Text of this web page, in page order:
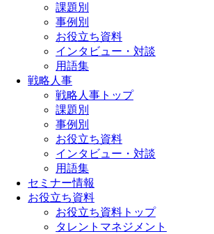
課題別
事例別
お役立ち資料
インタビュー・対談
用語集
戦略人事
戦略人事トップ
課題別
事例別
お役立ち資料
インタビュー・対談
用語集
セミナー情報
お役立ち資料
お役立ち資料トップ
タレントマネジメント